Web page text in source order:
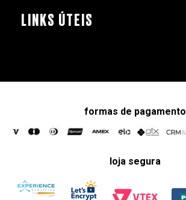
LINKS ÚTEIS
formas de pagamento
loja segura